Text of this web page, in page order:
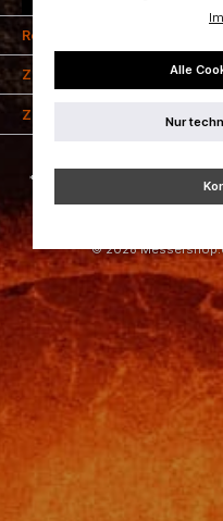
Rechtliches
Zahlungsarten
Zertifizierung
* Alle Preise inkl. gesetzl.
Nachnahmegebühren,
© 2026
Alle
Nur